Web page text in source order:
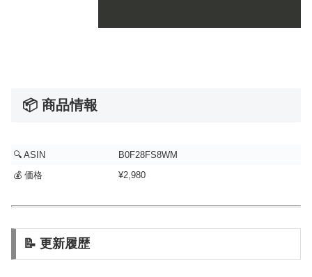
📦 商品情報
🔍 ASIN
B0F28FS8WM
💰 価格
¥2,980
📝 更新履歴